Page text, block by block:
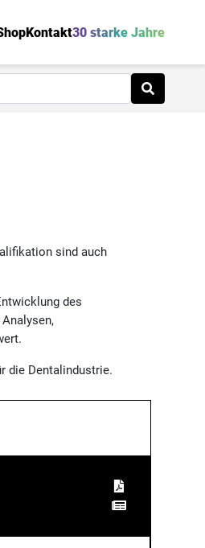
Kontakt30 starke Jahre
sind auch
des
die Dentalindustrie.